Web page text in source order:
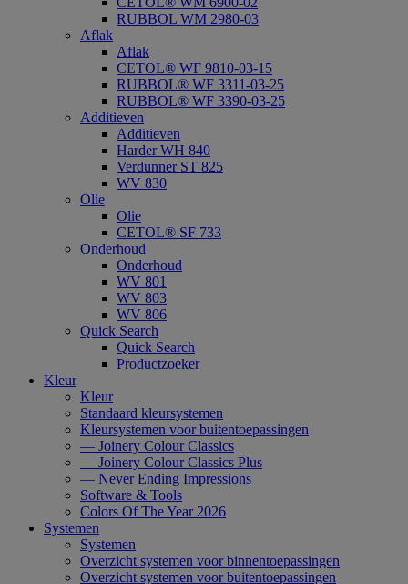
RUBBOL WM 2980-03
Aflak
Aflak
CETOL® WF 9810-03-15
RUBBOL® WF 3311-03-25
RUBBOL® WF 3390-03-25
Additieven
Additieven
Harder WH 840
Verdunner ST 825
WV 830
Olie
Olie
CETOL® SF 733
Onderhoud
Onderhoud
WV 801
WV 803
WV 806
Quick Search
Quick Search
Productzoeker
Kleur
Kleur
Standaard kleursystemen
Kleursystemen voor buitentoepassingen
— Joinery Colour Classics
— Joinery Colour Classics Plus
— Never Ending Impressions
Software & Tools
Colors Of The Year 2026
Systemen
Systemen
Overzicht systemen voor binnentoepassingen
Overzicht systemen voor buitentoepassingen